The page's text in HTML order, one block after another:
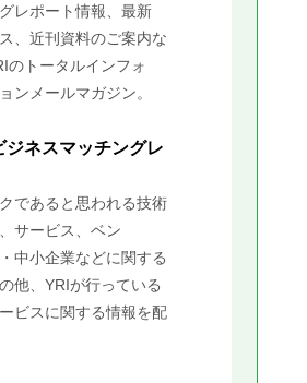
レポート情報、最新
、近刊資料のご案内な
のトータルインフォ
ンメールマガジン。
ジネスマッチングレ
であると思われる技術
サービス、ベン
中小企業などに関する
他、YRIが行っている
ビスに関する情報を配